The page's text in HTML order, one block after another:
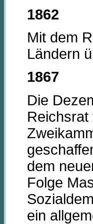
1862
Mit dem
Ländern
1867
Die
Reichsrat
dem
Folge
ein